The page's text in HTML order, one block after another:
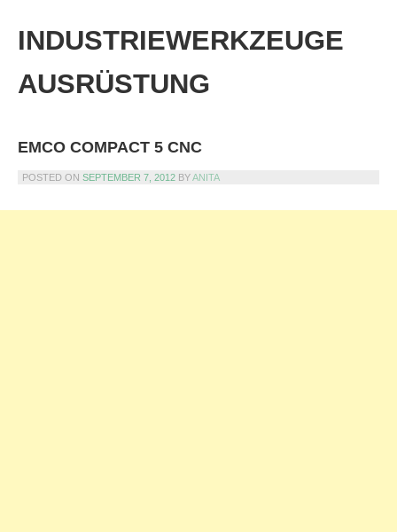
content
INDUSTRIEWERKZEUGE
AUSRÜSTUNG
EMCO COMPACT 5 CNC
POSTED ON SEPTEMBER 7, 2012 BYANITA